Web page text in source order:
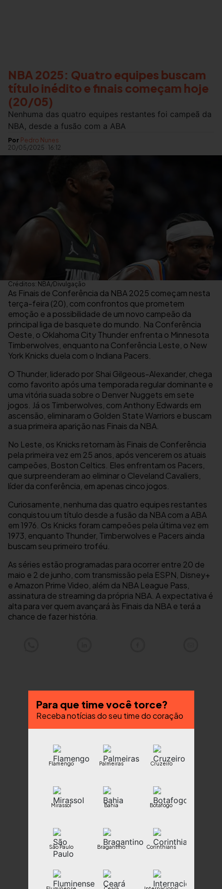
NBA 2025: Quatro equipes buscam
título inédito e finais começam hoje
(20/05)
Nenhuma das quatro equipes restantes foi campeã da
NBA, desde a fusão com a ABA
Por Pedro Nunes
20/05/2025 · 16:12
Créditos: NBA/Divulgação
As Finais de Conferência da NBA 2025 começam nesta
terça-feira (20), com confrontos que prometem
emoção e a possibilidade de um novo campeão da
principal liga de basquete do mundo. Na Conferência
Oeste, o Oklahoma City Thunder enfrenta o Minnesota
Timberwolves, enquanto na Conferência Leste, o New
York Knicks duela com o Indiana Pacers.
O Thunder, liderado por Shai Gilgeous-Alexander, chega
como favorito após uma temporada regular dominante e
uma vitória suada sobre o Denver Nuggets em sete
jogos. Já os Timberwolves, com Anthony Edwards em
ascensão, eliminaram o Golden State Warriors e buscam
a sua primeira aparição nas Finais da NBA.
No Leste, os Knicks retornam às Finais de Conferência
pela primeira vez em 25 anos, após vencerem os atuais
campeões, Boston Celtics. Eles enfrentam os Pacers,
que surpreenderam ao eliminar o Cleveland Cavaliers,
líder da conferência, em apenas cinco jogos.
Curiosamente, nenhuma das quatro equipes restantes
conquistou um título desde a fusão da NBA com a ABA
em 1976. Os Knicks foram campeões pela última vez em
1973, enquanto Thunder, Timberwolves e Pacers ainda
buscam seu primeiro troféu.
As séries estão programadas para ocorrer entre 20 de
maio e 2 de junho, com transmissão pela ESPN, Disney+
e Amazon Prime Video, além da NBA League Pass,
assinatura de streaming da própria NBA. A expectativa é
alta para ver quem avançará às Finais da NBA e terá a
chance de fazer história.
Para que time você torce?
Receba notícias do seu time do coração
Flamengo Palmeiras Cruzeiro
Mirassol Bahia Botafogo
São Paulo Bragantino Corinthians